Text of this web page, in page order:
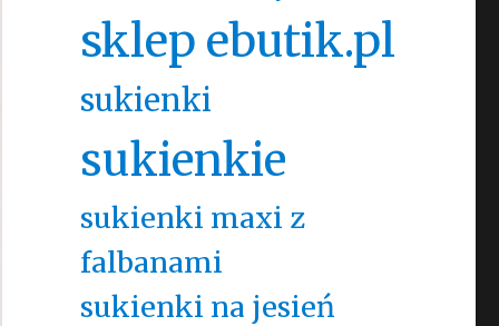
sklep ebutik.pl
sukienki
sukienkie
sukienki maxi z
falbanami
sukienki na jesień